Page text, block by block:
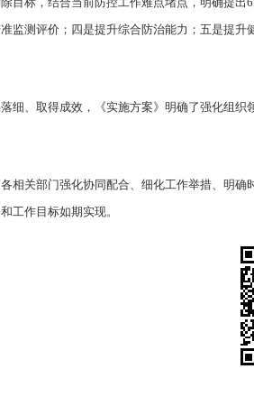
监测评价；四是提升综合防治能力；五是提
细、取得成效，《实施方案》明确了强化组
相关部门强化协同配合、细化工作举措、明
工作目标如期实现。